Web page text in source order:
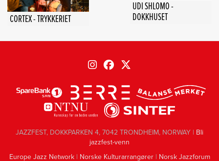
CORTEX - TRYKKERIET
UDI SHLOMO -
DOKKHUSET
JAZZFEST, DOKKPARKEN 4, 7042 TRONDHEIM, NORWAY | Bli
jazzfest-venn
Europe Jazz Network| Norske Kulturarrangører| Norsk Jazzforum